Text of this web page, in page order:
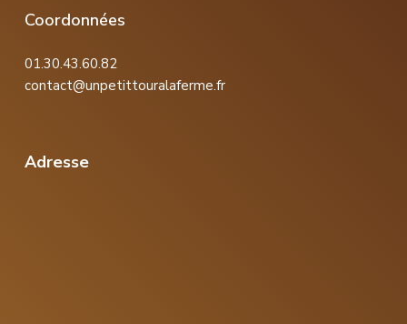
Coordonnées
01.30.43.60.82
contact@unpetittouralaferme.fr
Adresse